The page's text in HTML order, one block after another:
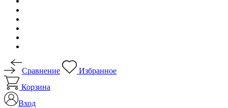
Сравнение
Избранное
Корзина
Вход